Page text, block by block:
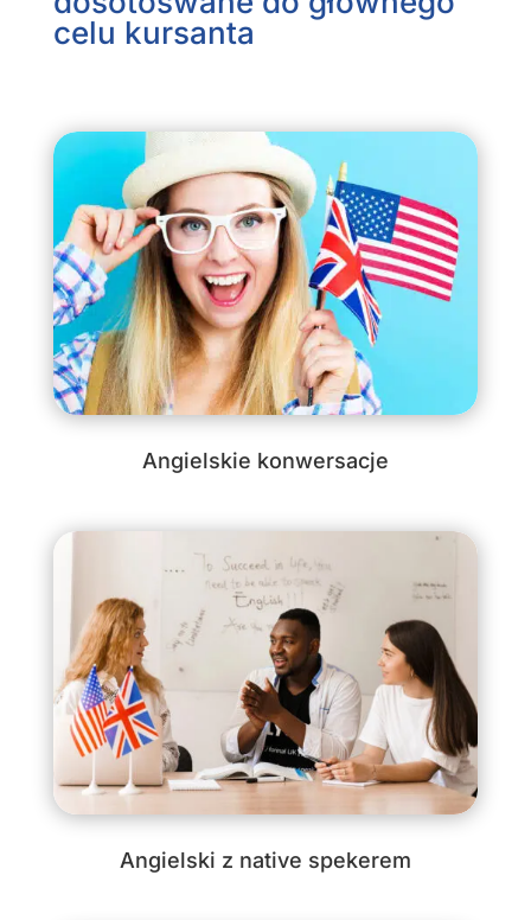
celu kursanta
Angielskie konwersacje
Angielski z native spekerem